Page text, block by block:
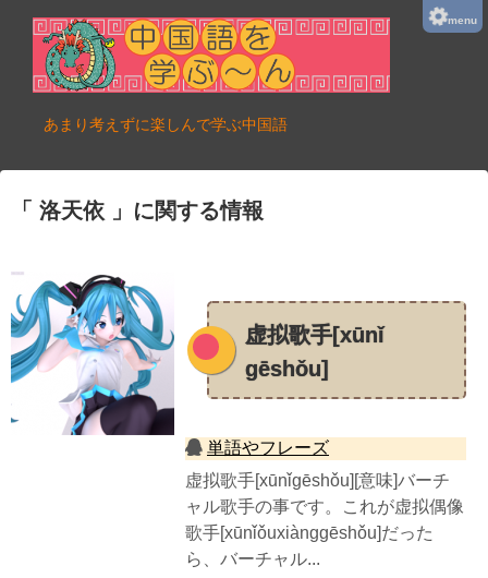
menu
あまり考えずに楽しんで学ぶ中国語
洛天依 に関する情報
虚拟歌手[xūnǐ
gēshǒu]
単語やフレーズ
虚拟歌手[xūnǐgēshǒu][意味]バーチ
ャル歌手の事です。これが虚拟偶像
歌手[xūnǐǒuxiànggēshǒu]だった
ら、バーチャル...